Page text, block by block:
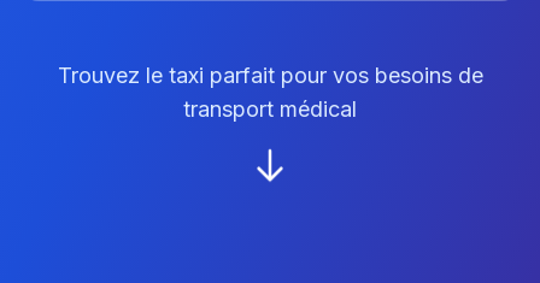
Trouvez le taxi parfait pour vos besoins de
transport médical